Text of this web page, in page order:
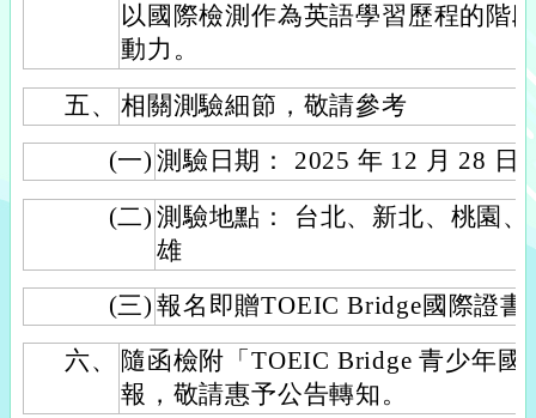
以國際檢測作為英語學習歷程的階
動力。
五、
相關測驗細節，敬請參考
(一) 測驗日期： 2025 年 12 月 28 日
(二) 測驗地點： 台北、新北、桃園
雄
(三) 報名即贈TOEIC Bridge國際證
六、
隨函檢附「TOEIC Bridge 青少年國
報，敬請惠予公告轉知。